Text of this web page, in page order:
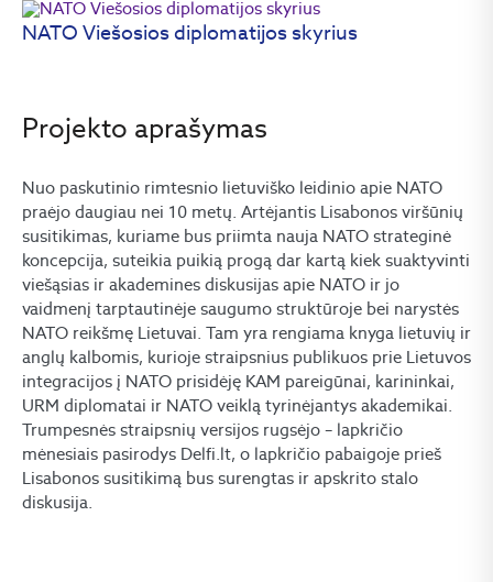
NATO Viešosios diplomatijos skyrius
Projekto aprašymas
Nuo paskutinio rimtesnio lietuviško leidinio apie NATO
praėjo daugiau nei 10 metų. Artėjantis Lisabonos viršūnių
susitikimas, kuriame bus priimta nauja NATO strateginė
koncepcija, suteikia puikią progą dar kartą kiek suaktyvinti
viešąsias ir akademines diskusijas apie NATO ir jo
vaidmenį tarptautinėje saugumo struktūroje bei narystės
NATO reikšmę Lietuvai. Tam yra rengiama knyga lietuvių ir
anglų kalbomis, kurioje straipsnius publikuos prie Lietuvos
integracijos į NATO prisidėję KAM pareigūnai, karininkai,
URM diplomatai ir NATO veiklą tyrinėjantys akademikai.
Trumpesnės straipsnių versijos rugsėjo – lapkričio
mėnesiais pasirodys Delfi.lt, o lapkričio pabaigoje prieš
Lisabonos susitikimą bus surengtas ir apskrito stalo
diskusija.